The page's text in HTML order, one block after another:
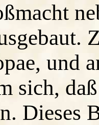
und
sich,
Dieses